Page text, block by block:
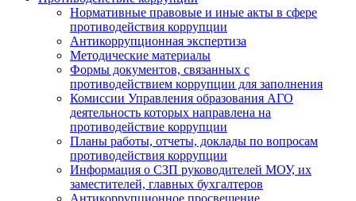
Нормативные правовые и иные акты в сфере
противодействия коррупции
Антикоррупционная экспертиза
Методические материалы
Формы документов, связанных с
противодействием коррупции для заполнения
Комиссии Управления образования АГО
деятельность которых направлена на
противодействие коррупции
Планы работы, отчеты, доклады по вопросам
противодействия коррупции
Информация о СЗП руководителей МОУ, их
заместителей, главных бухгалтеров